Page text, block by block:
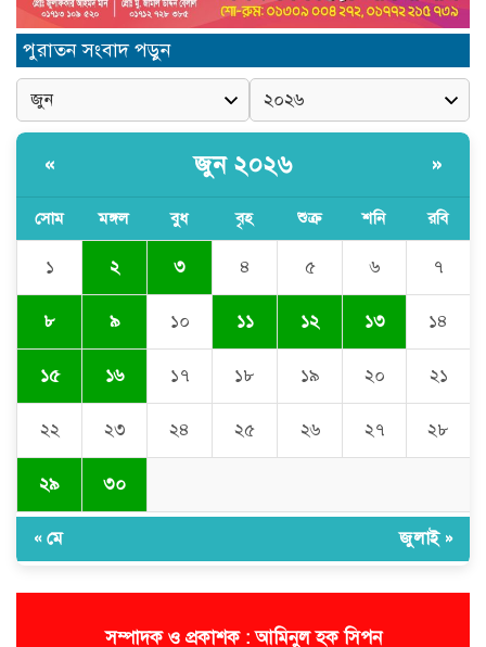
বাড়িঘরে হামলা-লুটপাটের অভিযোগ
জগন্নাথপুর প্রেসক্লাবের সাধারণ সম্পাদক
সানোয়ার হাসান সুনুকে নিয়ে কুরুচিপূর্ণ
নিহতদের পরিবারের পাশে এডভোকেট
ইয়াসিন খান
জগন্নাথপুরে গৃহবধূর ঝুলন্ত লাশ উদ্ধার,
স্বজনদের দাবি হত্যা
পুরাতন সংবাদ পড়ুন
« জুন ২০২৬ »
সোম মঙ্গল বুধ বৃহ শুক্র শনি রবি
১ ২ ৩ ৪ ৫ ৬ ৭
৮ ৯ ১০ ১১ ১২ ১৩ ১৪
১৫ ১৬ ১৭ ১৮ ১৯ ২০ ২১
২২ ২৩ ২৪ ২৫ ২৬ ২৭ ২৮
২৯ ৩০
« মে জুলাই »
সম্পাদক ও প্রকাশক : আমিনুল হক সিপন